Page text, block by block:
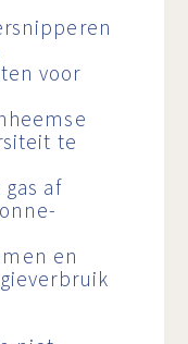
voor
te
af
en